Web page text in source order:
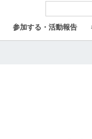
参加する・活動報告